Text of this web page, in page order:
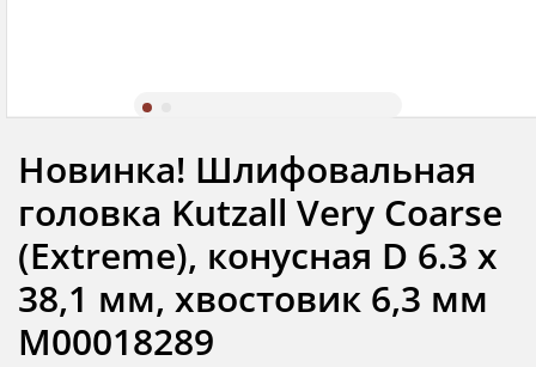
Новинка! Шлифовальная
головка Kutzall Very Coarse
(Extreme), конусная D 6.3 х
38,1 мм, хвостовик 6,3 мм
М00018289